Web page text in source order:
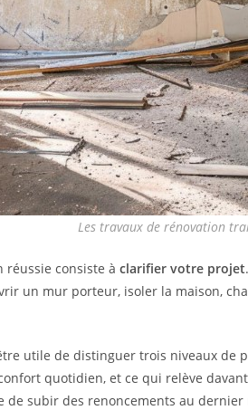
Les travaux de rénovation
réussie consiste à clarifier votre projet
un mur porteur, isoler la maison,
utile de distinguer trois niveaux de
quotidien, et ce qui relève
de subir des renoncements au dernier